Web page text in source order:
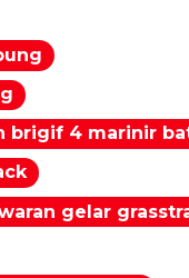
brigif 4 marinir
gelar